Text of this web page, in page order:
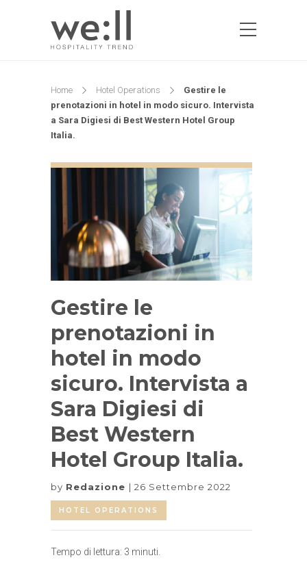
Home Hotel Operations
Gestire le
prenotazioni in hotel in modo sicuro. Intervista
a Sara Digiesi di Best Western Hotel Group
Italia.
Gestire le
prenotazioni in
hotel in modo
sicuro. Intervista a
Sara Digiesi di
Best Western
Hotel Group Italia.
by Redazione 26 Settembre 2022
HOTEL OPERATIONS
Tempo di lettura: 3 minuti.